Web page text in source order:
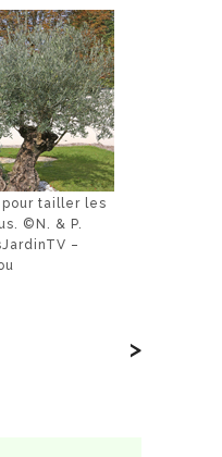
pour tailler les
©N. & P.
–
>